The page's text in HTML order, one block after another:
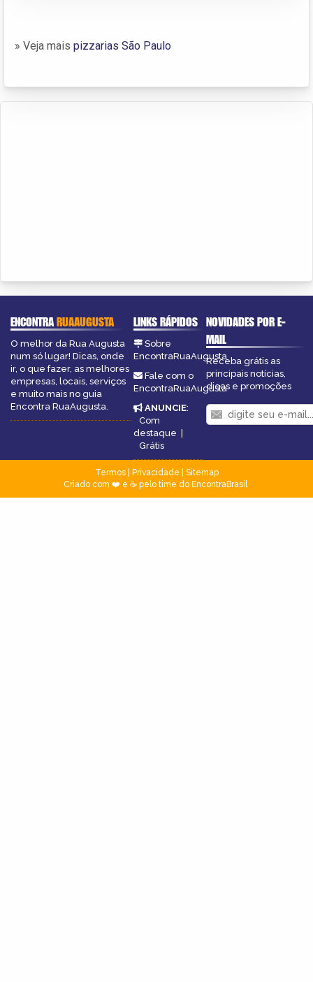
» Veja mais pizzarias São Paulo
ENCONTRARUAAUGUSTA
O melhor da Rua Augusta
num só lugar! Dicas, onde
ir, o que fazer, as melhores
empresas, locais, serviços
e muito mais no guia
Encontra RuaAugusta.
LINKS RÁPIDOS
Sobre
EncontraRuaAugusta
Fale com o
EncontraRuaAugusta
ANUNCIE:
Com
destaque |
Grátis
NOVIDADES POR E-
MAIL
Receba grátis as
principais notícias,
dicas e promoções
Termos| Privacidade
Sitemap
Criado com ❤️ e ☕ pelo time do EncontraBrasil